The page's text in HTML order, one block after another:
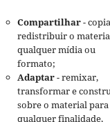
Compartilhar-
redistribuir o
qualquer mídia ou
formato;
Adaptar- remixar,
transformar e
sobre o material para
qualquer finalidade,